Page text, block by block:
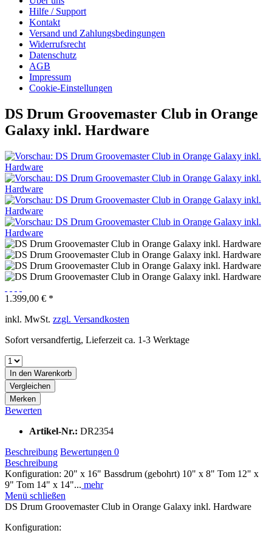
Hilfe / Support
Kontakt
Versand und Zahlungsbedingungen
Widerrufsrecht
Datenschutz
AGB
Impressum
Cookie-Einstellungen
DS Drum Groovemaster Club in Orange
Galaxy inkl. Hardware
1.399,00 € *
inkl. MwSt. zzgl. Versandkosten
Sofort versandfertig, Lieferzeit ca. 1-3 Werktage
In den Warenkorb
Vergleichen
Merken
Bewerten
Artikel-Nr.: DR2354
Beschreibung Bewertungen 0
Beschreibung
Konfiguration: 20" x 16" Bassdrum (gebohrt) 10" x 8" Tom 12" x
9" Tom 14" x 14"... mehr
Menü schließen
DS Drum Groovemaster Club in Orange Galaxy inkl. Hardware
Konfiguration: